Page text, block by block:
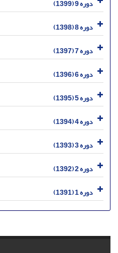
دوره 9 (1399)
دوره 8 (1398)
دوره 7 (1397)
دوره 6 (1396)
دوره 5 (1395)
دوره 4 (1394)
دوره 3 (1393)
دوره 2 (1392)
دوره 1 (1391)